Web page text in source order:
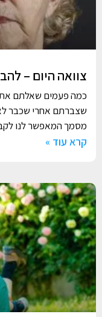
צוואה היום –
כמה פעמים שאלתם את
שצברתם אחרי שכבר לא
מסמך המאפשר לנו
קרא עוד »